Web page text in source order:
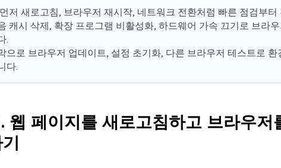
저 새로고침, 브라우저 재시작, 네트워크 전환처럼 빠른 점검부터
캐시 삭제, 확장 프로그램 비활성화, 하드웨어 가속 끄기로 브라
.
으로 브라우저 업데이트, 설정 초기화, 다른 브라우저 테스트로 환
다.
웹 페이지를 새로고침하고 브라우저